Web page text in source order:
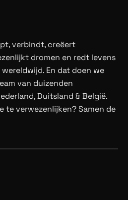
verbindt, creëert
dromen en redt levens
En dat doen we
van duizenden
Duitsland & België.
te verwezenlijken? Samen de